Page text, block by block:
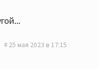
25 мая 2023 в 17:15